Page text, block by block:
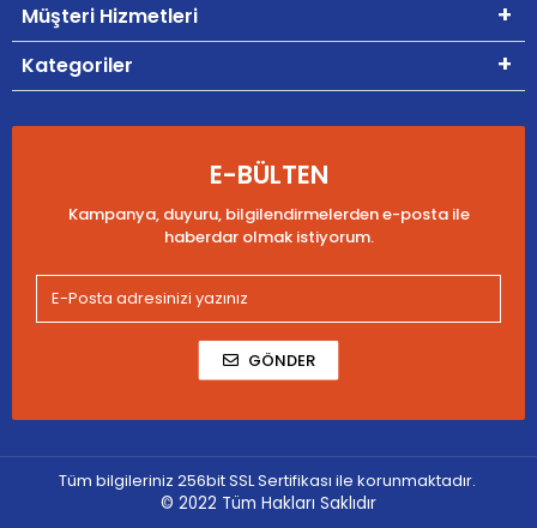
Müşteri Hizmetleri
Kategoriler
E-BÜLTEN
Kampanya, duyuru, bilgilendirmelerden e-posta ile
haberdar olmak istiyorum.
GÖNDER
Tüm bilgileriniz 256bit SSL Sertifikası ile korunmaktadır.
© 2022 Tüm Hakları Saklıdır